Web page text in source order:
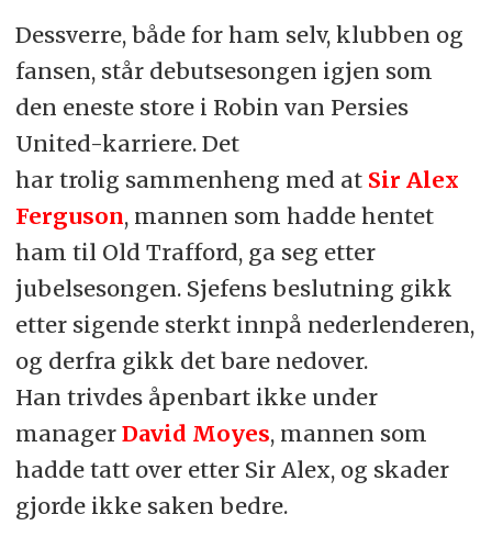
Dessverre, både for ham selv, klubben og
fansen, står debutsesongen igjen som
den eneste store i Robin van Persies
United-karriere. Det
har trolig sammenheng med at Sir Alex
Ferguson, mannen som hadde hentet
ham til Old Trafford, ga seg etter
jubelsesongen. Sjefens beslutning gikk
etter sigende sterkt innpå nederlenderen,
og derfra gikk det bare nedover.
Han trivdes åpenbart ikke under
manager David Moyes, mannen som
hadde tatt over etter Sir Alex, og skader
gjorde ikke saken bedre.